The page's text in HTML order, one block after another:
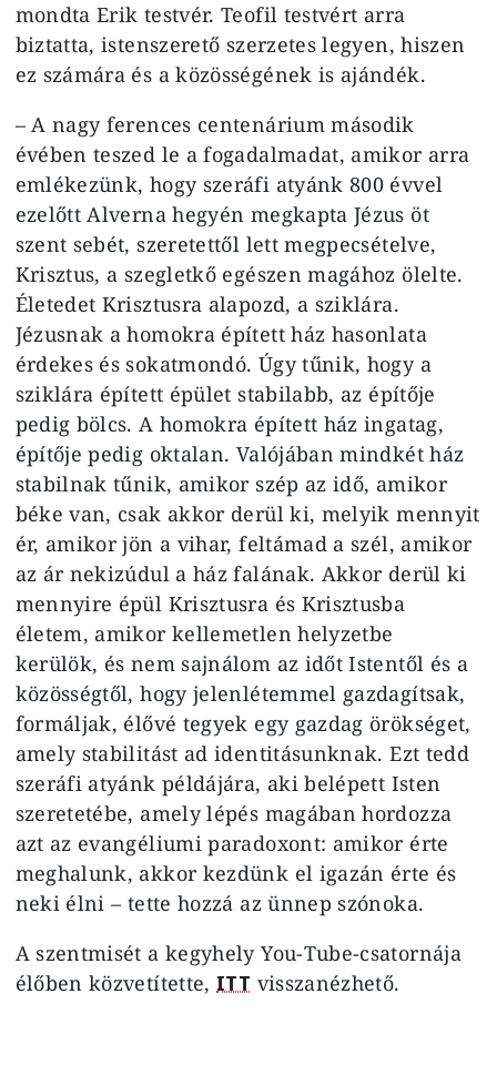
mondta Erik testvér. Teofil testvért arra
biztatta, istenszerető szerzetes legyen, hiszen
ez számára és a közösségének is ajándék.
– A nagy ferences centenárium második
évében teszed le a fogadalmadat, amikor arra
emlékezünk, hogy szeráfi atyánk 800 évvel
ezelőtt Alverna hegyén megkapta Jézus öt
szent sebét, szeretettől lett megpecsételve,
Krisztus, a szegletkő egészen magához ölelte.
Életedet Krisztusra alapozd, a sziklára.
Jézusnak a homokra épített ház hasonlata
érdekes és sokatmondó. Úgy tűnik, hogy a
sziklára épített épület stabilabb, az építője
pedig bölcs. A homokra épített ház ingatag,
építője pedig oktalan. Valójában mindkét ház
stabilnak tűnik, amikor szép az idő, amikor
béke van, csak akkor derül ki, melyik mennyit
ér, amikor jön a vihar, feltámad a szél, amikor
az ár nekizúdul a ház falának. Akkor derül ki
mennyire épül Krisztusra és Krisztusba
életem, amikor kellemetlen helyzetbe
kerülök, és nem sajnálom az időt Istentől és a
közösségtől, hogy jelenlétemmel gazdagítsak,
formáljak, élővé tegyek egy gazdag örökséget,
amely stabilitást ad identitásunknak. Ezt tedd
szeráfi atyánk példájára, aki belépett Isten
szeretetébe, amely lépés magában hordozza
azt az evangéliumi paradoxont: amikor érte
meghalunk, akkor kezdünk el igazán érte és
neki élni – tette hozzá az ünnep szónoka.
A szentmisét a kegyhely You-Tube-csatornája
élőben közvetítette, ITT visszanézhető.